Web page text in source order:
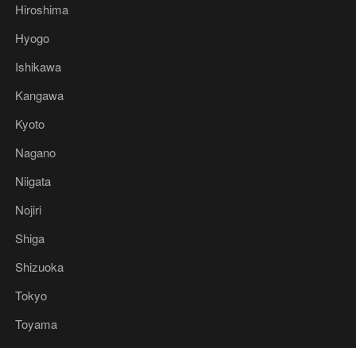
Hiroshima
Hyogo
Ishikawa
Kangawa
Kyoto
Nagano
Niigata
Nojiri
Shiga
Shizuoka
Tokyo
Toyama